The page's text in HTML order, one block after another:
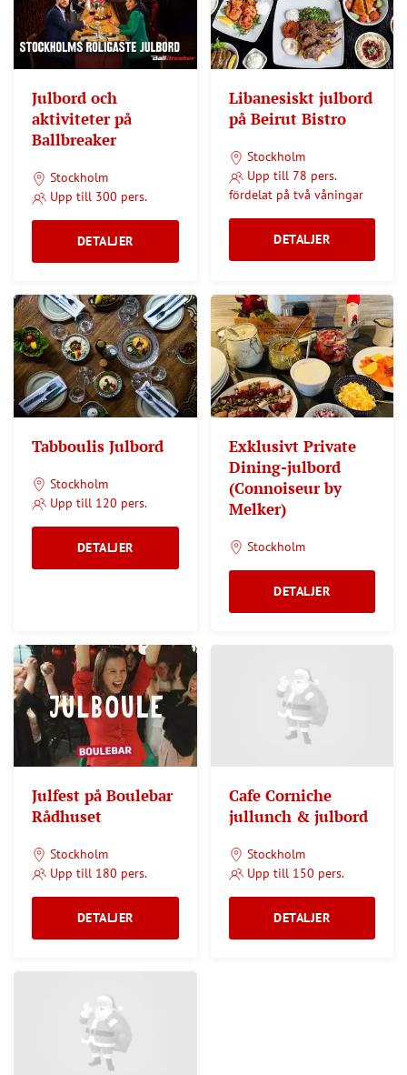
Julbord och
aktiviteter på
Ballbreaker
Stockholm
Upp till 300 pers.
DETALJER
Libanesiskt julbord
på Beirut Bistro
Stockholm
Upp till 78 pers.
fördelat på två våningar
DETALJER
Tabboulis Julbord
Stockholm
Upp till 120 pers.
DETALJER
Exklusivt Private
Dining-julbord
(Connoiseur by
Melker)
Stockholm
DETALJER
Julfest på Boulebar
Rådhuset
Stockholm
Upp till 180 pers.
DETALJER
Cafe Corniche
jullunch & julbord
Stockholm
Upp till 150 pers.
DETALJER